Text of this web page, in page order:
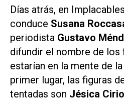
Días atrás, en Implacables
conduce Susana
periodista Gustavo
difundir el nombre de los
estarían en la mente de
primer lugar, las figuras
tentadas son Jésica